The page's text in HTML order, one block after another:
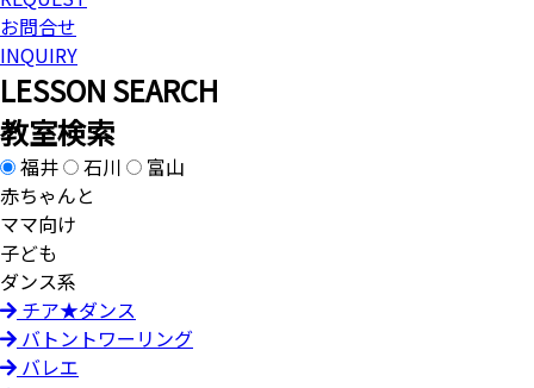
お問合せ
INQUIRY
LESSON SEARCH
教室検索
福井 石川
富山
赤ちゃんと
ママ向け
子ども
ダンス系
チア★ダンス
バトントワーリング
バレエ